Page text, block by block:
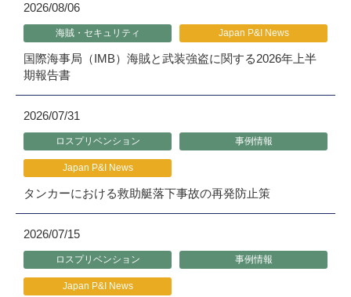
2026/08/06
海賊・セキュリティ Japan P&I News
国際海事局（IMB）海賊と武装強盗に関する2026年上半
期報告書
2026/07/31
ロスプリベンション 事例情報
Japan P&I News
タンカーにおける救助艇落下事故の再発防止策
2026/07/15
ロスプリベンション 事例情報
Japan P&I News